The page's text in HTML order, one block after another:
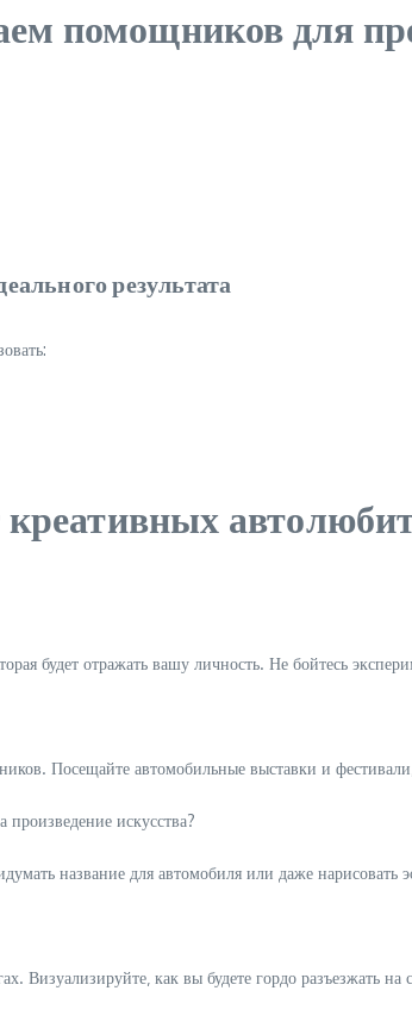
помощников для
результата
будет отражать вашу личность. Не бойтесь
Посещайте автомобильные выставки и
искусства?
название для автомобиля или даже
Визуализируйте‚ как вы будете гордо разъезжать